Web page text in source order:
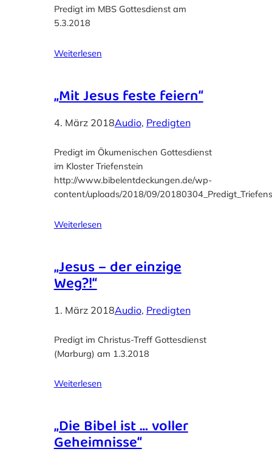
Predigt im MBS Gottesdienst am
5.3.2018
Weiterlesen
„Mit Jesus feste feiern“
4. März 2018Audio, Predigten
Predigt im Ökumenischen Gottesdienst
im Kloster Triefenstein
http://www.bibelentdeckungen.de/wp-
content/uploads/2018/09/
Weiterlesen
„Jesus – der einzige
Weg?!“
1. März 2018Audio, Predigten
Predigt im Christus-Treff Gottesdienst
(Marburg) am 1.3.2018
Weiterlesen
„Die Bibel ist … voller
Geheimnisse“